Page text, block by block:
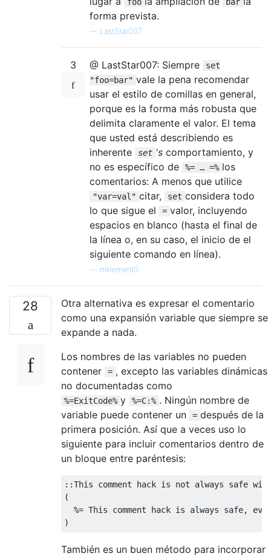
forma prevista.
— LastStar007
3 @ LastStar007: Siempre
set
"foo=bar" vale la pena recomendar
usar el estilo de comillas en general,
porque es la forma más robusta que
delimita claramente el valor. El tema
que usted está describiendo es
inherente
set 's comportamiento, y
no es específico de
%= … =% los
comentarios: A menos que utilice
"var=val" citar, set considera todo
lo que sigue el
= valor, incluyendo
espacios en blanco (hasta el final de
la línea o, en su caso, el inicio de el
siguiente comando en línea).
mklement0
28
Otra alternativa es expresar el comentario
como una expansión variable que siempre se
expande a nada.
Los nombres de las variables no pueden
contener
= , excepto las variables dinámicas
no documentadas como
%=ExitCode% y %=C:% . Ningún nombre de
variable puede contener un
= después de la
primera posición. Así que a veces uso lo
siguiente para incluir comentarios dentro de
un bloque entre paréntesis:
::This comment hack is not always safe
(
%= This comment hack is always safe,
También es un buen método para incorporar